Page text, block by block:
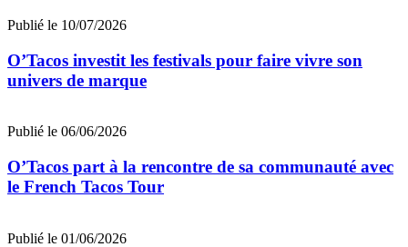
Publié le 10/07/2026
O’Tacos investit les festivals pour faire vivre son
univers de marque
Publié le 06/06/2026
O’Tacos part à la rencontre de sa communauté avec
le French Tacos Tour
Publié le 01/06/2026